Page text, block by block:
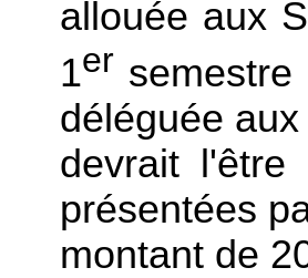
allouée aux
1er
déléguée
devrait
présentées
montant de